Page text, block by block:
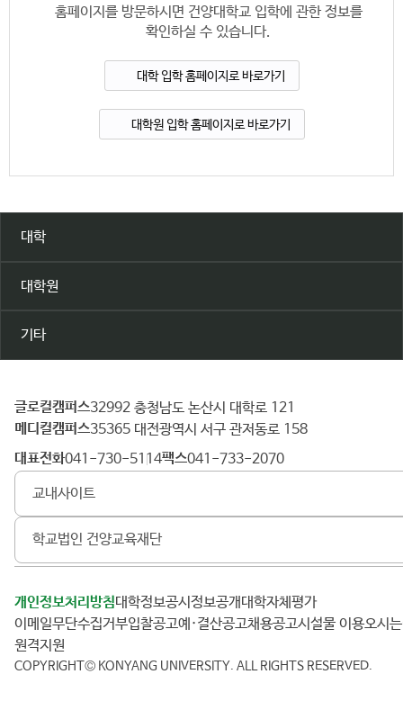
홈페이지를 방문하시면 건양대학교 입학에 관한 정보를
확인하실 수 있습니다.
대학 입학 홈페이지로 바로가기
대학원 입학 홈페이지로 바로가기
대학
대학원
기타
건
양
대
학
글로컬캠퍼스 32992 충청남도 논산시 대학로 121
메디컬캠퍼스 35365 대전광역시 서구 관저동로 158
대표전화 041-730-5114 팩스 041-733-2070
교내사이트
학교법인 건양교육재단
개인정보처리방침 대학정보공시 정보공개
대학자체평가
이메일무단수집거부
입찰공고 예·결산공고 채용공고 시설물 이용
오시
원격지원
COPYRIGHT© KONYANG UNIVERSITY. ALL RIGHTS RESERVED.